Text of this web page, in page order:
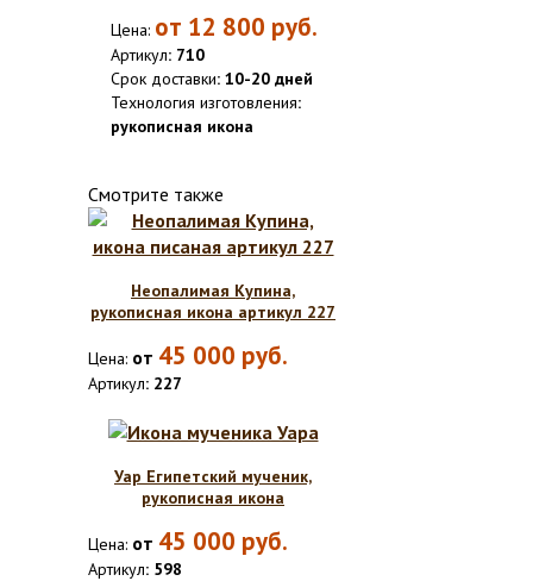
Цена: от 12 800 руб.
Артикул: 710
Срок доставки: 10-20 дней
Технология изготовления:
рукописная икона
Смотрите также
Неопалимая Купина,
рукописная икона артикул 227
Цена: от 45 000 руб.
Артикул: 227
Уар Египетский мученик,
рукописная икона
Цена: от 45 000 руб.
Артикул: 598